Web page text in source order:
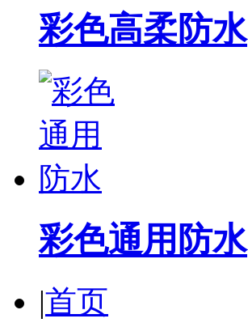
彩色高柔防水
彩色通用防水
|首页